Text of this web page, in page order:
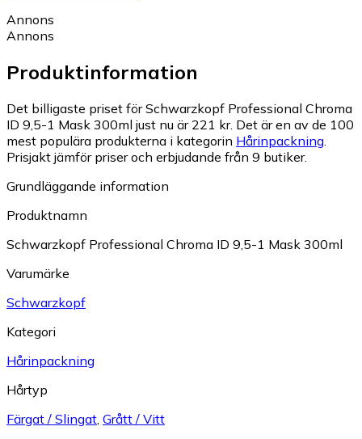
Annons
Annons
Produktinformation
Det billigaste priset för Schwarzkopf Professional Chroma
ID 9,5-1 Mask 300ml just nu är 221 kr. Det är en av de 100
mest populära produkterna i kategorin Hårinpackning.
Prisjakt jämför priser och erbjudande från 9 butiker.
Grundläggande information
Produktnamn
Schwarzkopf Professional Chroma ID 9,5-1 Mask 300ml
Varumärke
Schwarzkopf
Kategori
Hårinpackning
Hårtyp
Färgat / Slingat, Grått / Vitt